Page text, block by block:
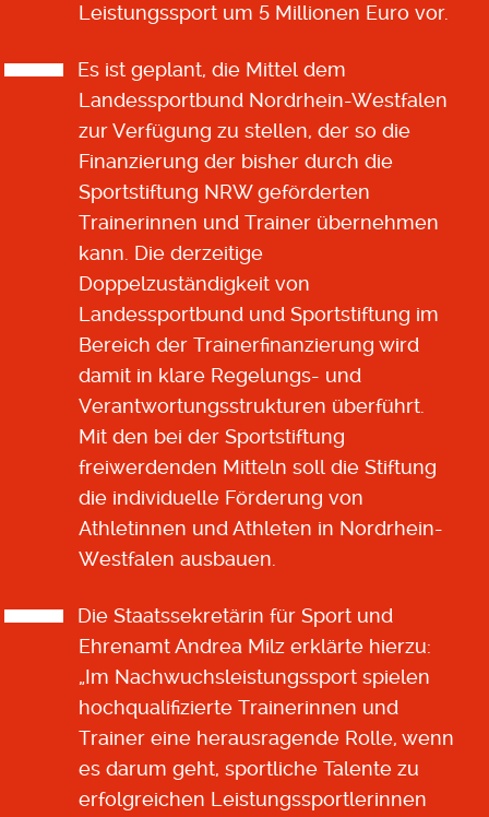
Leistungssport um 5 Millionen Euro vor.
Es ist geplant, die Mittel dem
Landessportbund Nordrhein-Westfalen
zur Verfügung zu stellen, der so die
Finanzierung der bisher durch die
Sportstiftung NRW geförderten
Trainerinnen und Trainer übernehmen
kann. Die derzeitige
Doppelzuständigkeit von
Landessportbund und Sportstiftung im
Bereich der Trainerfinanzierung wird
damit in klare Regelungs- und
Verantwortungsstrukturen überführt.
Mit den bei der Sportstiftung
freiwerdenden Mitteln soll die Stiftung
die individuelle Förderung von
Athletinnen und Athleten in Nordrhein-
Westfalen ausbauen.
Die Staatssekretärin für Sport und
Ehrenamt Andrea Milz erklärte hierzu:
„Im Nachwuchsleistungssport spielen
hochqualifizierte Trainerinnen und
Trainer eine herausragende Rolle, wenn
es darum geht, sportliche Talente zu
erfolgreichen Leistungssportlerinnen